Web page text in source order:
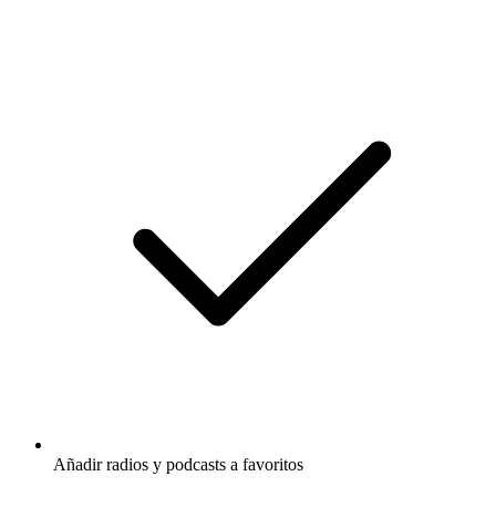
Añadir radios y podcasts a favoritos